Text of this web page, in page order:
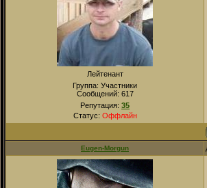
Лейтенант
Группа: Участники
Сообщений: 617
Репутация: 35
Статус: Оффлайн
Eugen-Morgun